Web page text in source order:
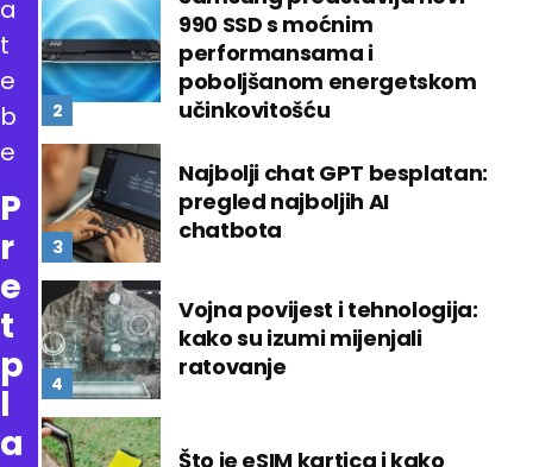
990 SSD s moćnim
performansama i
poboljšanom energetskom
učinkovitošću
Najbolji chat GPT besplatan:
pregled najboljih AI
chatbota
Vojna povijest i tehnologija:
kako su izumi mijenjali
ratovanje
Što je eSIM kartica i kako
a
t
e
b
e
P
r
e
t
p
l
a